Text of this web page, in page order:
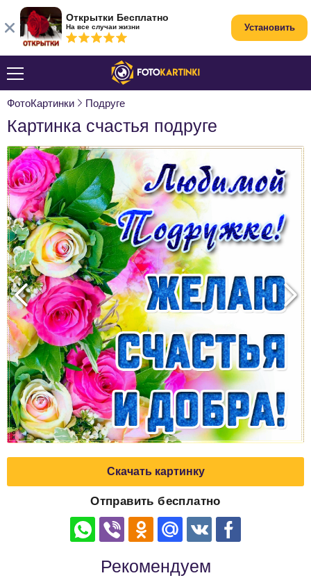
ФотоКартинки Подруге
Картинка счастья подруге
Скачать картинку
Отправить бесплатно
Рекомендуем
Открытки Бесплатно
На все случаи жизни Установить